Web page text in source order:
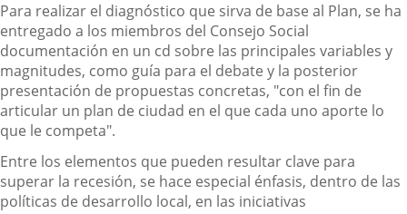
Para realizar el diagnóstico que sirva de base al Plan, se ha
entregado a los miembros del Consejo Social
documentación en un cd sobre las principales variables y
magnitudes, como guía para el debate y la posterior
presentación de propuestas concretas, "con el fin de
articular un plan de ciudad en el que cada uno aporte lo
que le competa".
Entre los elementos que pueden resultar clave para
superar la recesión, se hace especial énfasis, dentro de las
políticas de desarrollo local, en las iniciativas